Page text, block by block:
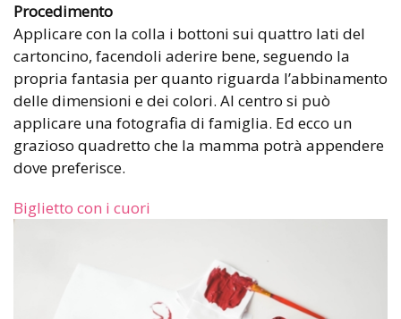
Procedimento
Applicare con la colla i bottoni sui quattro lati del
cartoncino, facendoli aderire bene, seguendo la
propria fantasia per quanto riguarda l’abbinamento
delle dimensioni e dei colori. Al centro si può
applicare una fotografia di famiglia. Ed ecco un
grazioso quadretto che la mamma potrà appendere
dove preferisce.
Biglietto con i cuori